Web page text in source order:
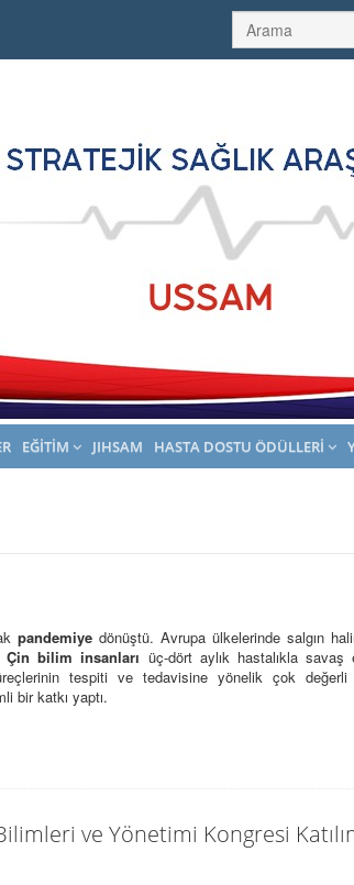
EĞITIM JIHSAM HASTA DOSTU ÖDÜLLERI
pandemiye dönüştü. Avrupa ülkelerinde salgın
Çin bilim insanları üç-dört aylık hastalıkla savaş
tespiti ve tedavisine yönelik çok
bir katkı yaptı.
ve Yönetimi Kongresi